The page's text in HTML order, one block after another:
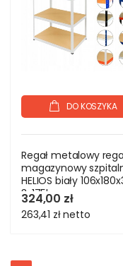
DO KOSZYKA
Regał metalowy
magazynowy
HELIOS biały
3x175kg
324,00 zł
263,41 złnetto